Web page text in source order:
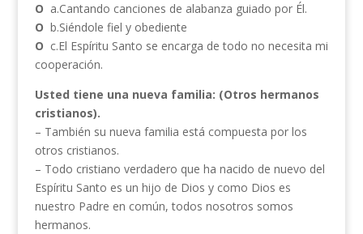
O a.Cantando canciones de alabanza guiado por Él.
O b.Siéndole fiel y obediente
O c.El Espíritu Santo se encarga de todo no necesita mi
cooperación.
Usted tiene una nueva familia: (Otros hermanos
cristianos).
– También su nueva familia está compuesta por los
otros cristianos.
– Todo cristiano verdadero que ha nacido de nuevo del
Espíritu Santo es un hijo de Dios y como Dios es
nuestro Padre en común, todos nosotros somos
hermanos.